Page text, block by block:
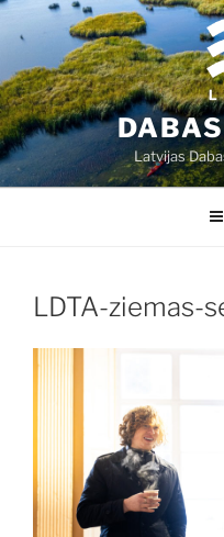
Doties
saturu
Latvijas
LDTA-ziemas-